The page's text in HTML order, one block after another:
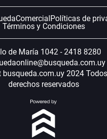
Comercial Políticas de
Términos y Condiciones
de María 1042 - 2418 8280
busqueda.com.uy 2024
derechos reservados